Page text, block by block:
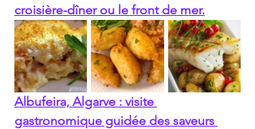
croisière-dîner ou le front de mer.
Albufeira, Algarve : visite
gastronomique guidée des saveurs